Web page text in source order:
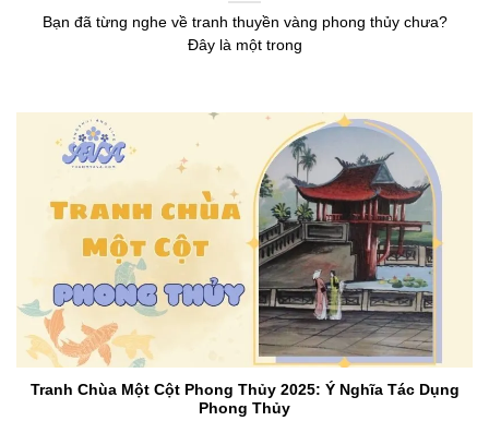
Bạn đã từng nghe về tranh thuyền vàng phong thủy chưa?
Đây là một trong
Tranh Chùa Một Cột Phong Thủy 2025: Ý Nghĩa Tác Dụng
Phong Thủy